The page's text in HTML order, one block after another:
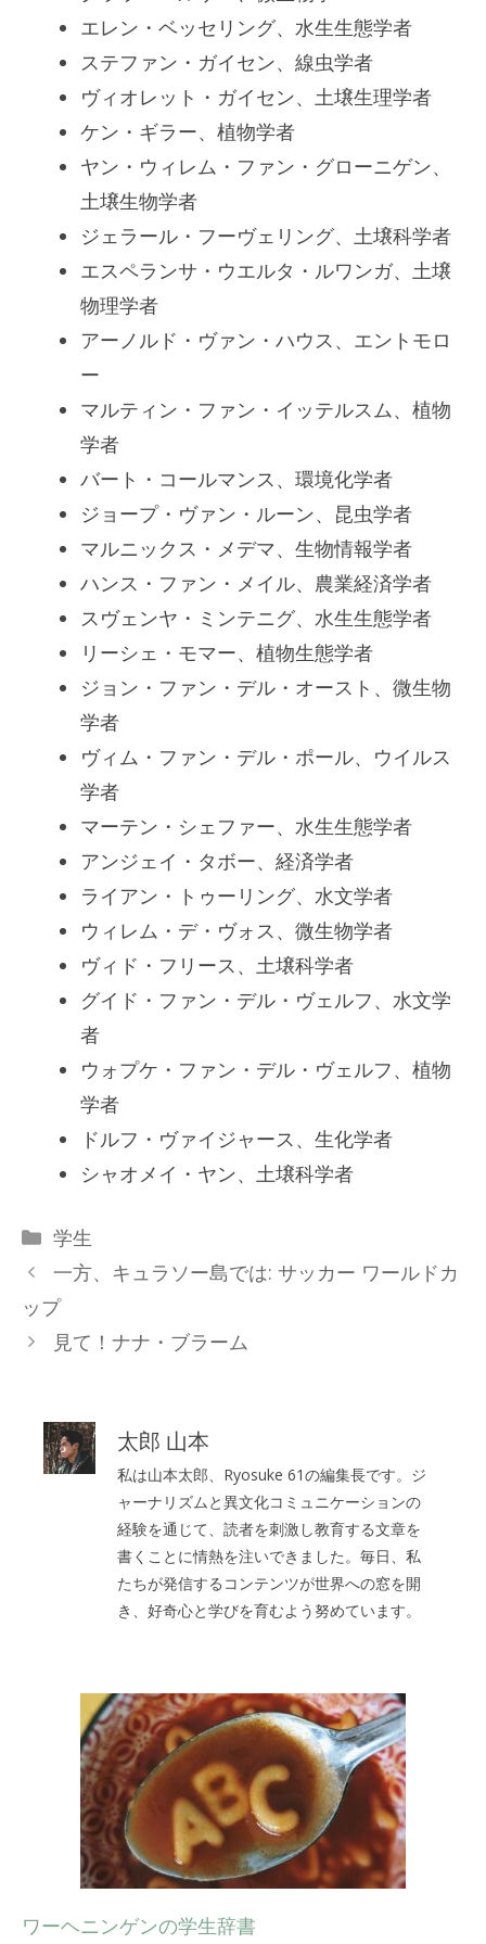
エレン・ベッセリング、水生生態学者
ステファン・ガイセン、線虫学者
ヴィオレット・ガイセン、土壌生理学者
ケン・ギラー、植物学者
ヤン・ウィレム・ファン・グローニゲン、
土壌生物学者
ジェラール・フーヴェリング、土壌科学者
エスペランサ・ウエルタ・ルワンガ、土壌
物理学者
アーノルド・ヴァン・ハウス、エントモロ
ー
マルティン・ファン・イッテルスム、植物
学者
バート・コールマンス、環境化学者
ジョープ・ヴァン・ルーン、昆虫学者
マルニックス・メデマ、生物情報学者
ハンス・ファン・メイル、農業経済学者
スヴェンヤ・ミンテニグ、水生生態学者
リーシェ・モマー、植物生態学者
ジョン・ファン・デル・オースト、微生物
学者
ヴィム・ファン・デル・ポール、ウイルス
学者
マーテン・シェファー、水生生態学者
アンジェイ・タボー、経済学者
ライアン・トゥーリング、水文学者
ウィレム・デ・ヴォス、微生物学者
ヴィド・フリース、土壌科学者
グイド・ファン・デル・ヴェルフ、水文学
者
ウォプケ・ファン・デル・ヴェルフ、植物
学者
ドルフ・ヴァイジャース、生化学者
シャオメイ・ヤン、土壌科学者
カ
リ
ー
学生
一方、キュラソー島では: サッカー ワールドカ
ップ
見て！ナナ・ブラーム
太郎 山本
私は山本太郎、Ryosuke 61の編集長です。ジ
ャーナリズムと異文化コミュニケーションの
経験を通じて、読者を刺激し教育する文章を
書くことに情熱を注いできました。毎日、私
たちが発信するコンテンツが世界への窓を開
き、好奇心と学びを育むよう努めています。
ワーヘニンゲンの学生辞書